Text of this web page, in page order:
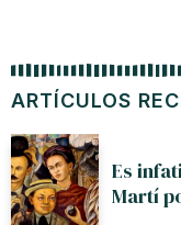
ARTÍCULOS
Es
Martí